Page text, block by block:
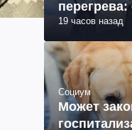
19 часов назад
Социум
Может